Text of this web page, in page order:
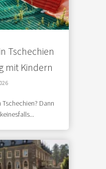
Tschechien
mit Kindern
Dann